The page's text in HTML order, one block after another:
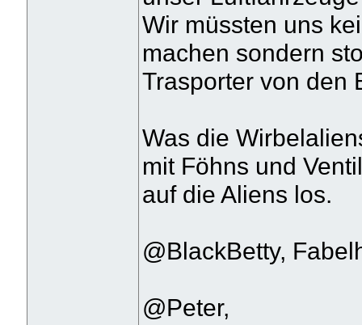
Wir müssten uns
machen sondern
Trasporter von den
Was die
mit Föhns und
auf die Aliens los.
@BlackBetty,
@Peter,